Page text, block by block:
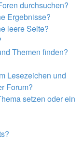
durchsuchen?
Ergebnisse?
leere Seite?
Themen finden?
Lesezeichen und
Forum?
setzen oder ein